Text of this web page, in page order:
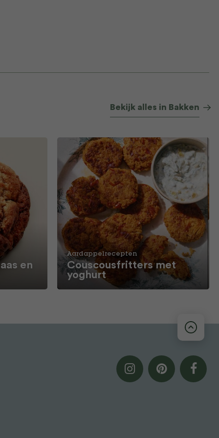
Bekijk alles in Bakken
en
Aardappelrecepten
Couscousfritters met
yoghurt